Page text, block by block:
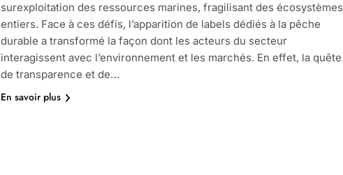
surexploitation des ressources marines, fragilisant des écosystèmes
entiers. Face à ces défis, l’apparition de labels dédiés à la pêche
durable a transformé la façon dont les acteurs du secteur
interagissent avec l’environnement et les marchés. En effet, la quête
de transparence et de…
En savoir plus